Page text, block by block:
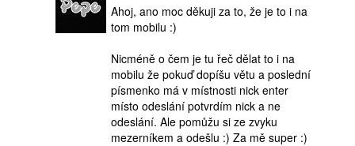
Ahoj, ano moc děkuji za to, že je to i na
tom mobilu :)
Nicméně o čem je tu řeč dělat to i na
mobilu že pokuď dopíšu větu a poslední
písmenko má v místnosti nick enter
místo odeslání potvrdím nick a ne
odeslání. Ale pomůžu si ze zvyku
mezerníkem a odešlu :) Za mě super :)